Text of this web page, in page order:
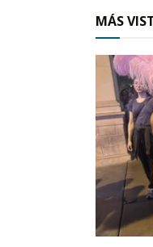
a nuestro
A quien les
Si los
En vez de
MÁS